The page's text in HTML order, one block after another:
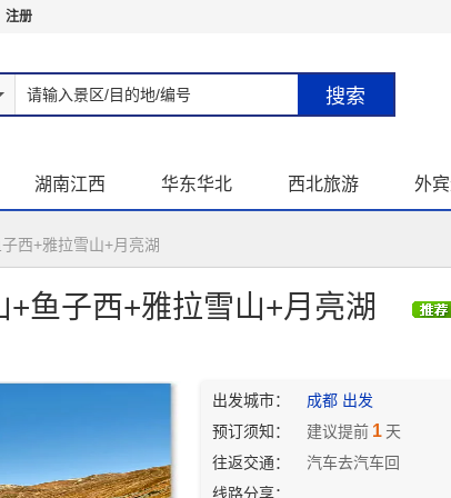
注册
湖南江西 华东华北 西北旅游 外
西+雅拉雪山+月亮湖
+鱼子西+雅拉雪山+月亮湖
出发城市：
成都 出发
预订须知：
建议提前 1 天
往返交通：
汽车去汽车回
线路分享：